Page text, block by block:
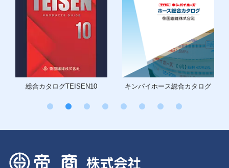
総合カタログTEISEN10 キンパイホース総合カタログ